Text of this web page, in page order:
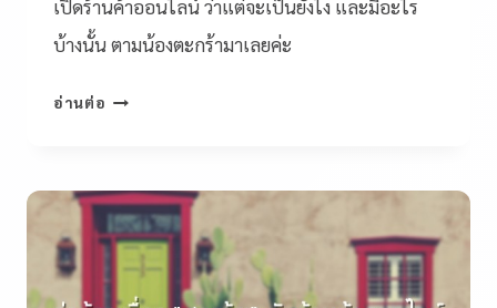
เปิดร้านค้าออนไลน์ ว่าแต่จะเป็นยังไง และมีอะไร
บ้างนั้น ตามน้องตะกร้ามาเลยค่ะ
อ่านต่อ